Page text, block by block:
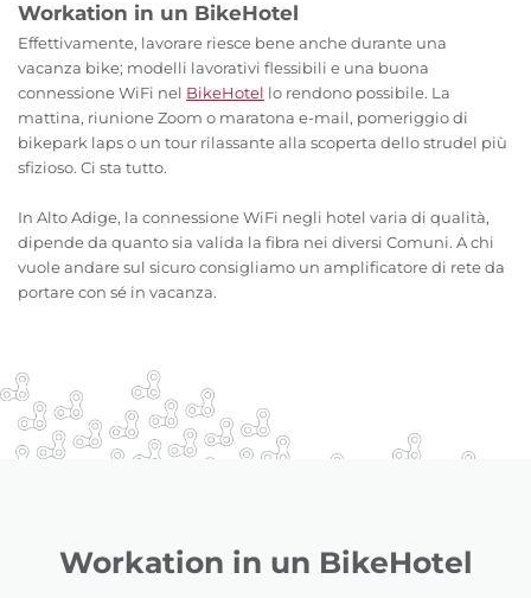
Workation in un BikeHotel
Effettivamente, lavorare riesce bene anche durante una
vacanza bike; modelli lavorativi flessibili e una buona
connessione WiFi nel BikeHotel lo rendono possibile. La
mattina, riunione Zoom o maratona e-mail, pomeriggio di
bikepark laps o un tour rilassante alla scoperta dello strudel più
sfizioso. Ci sta tutto.
In Alto Adige, la connessione WiFi negli hotel varia di qualità,
dipende da quanto sia valida la fibra nei diversi Comuni. A chi
vuole andare sul sicuro consigliamo un amplificatore di rete da
portare con sé in vacanza.
Workation in un BikeHotel